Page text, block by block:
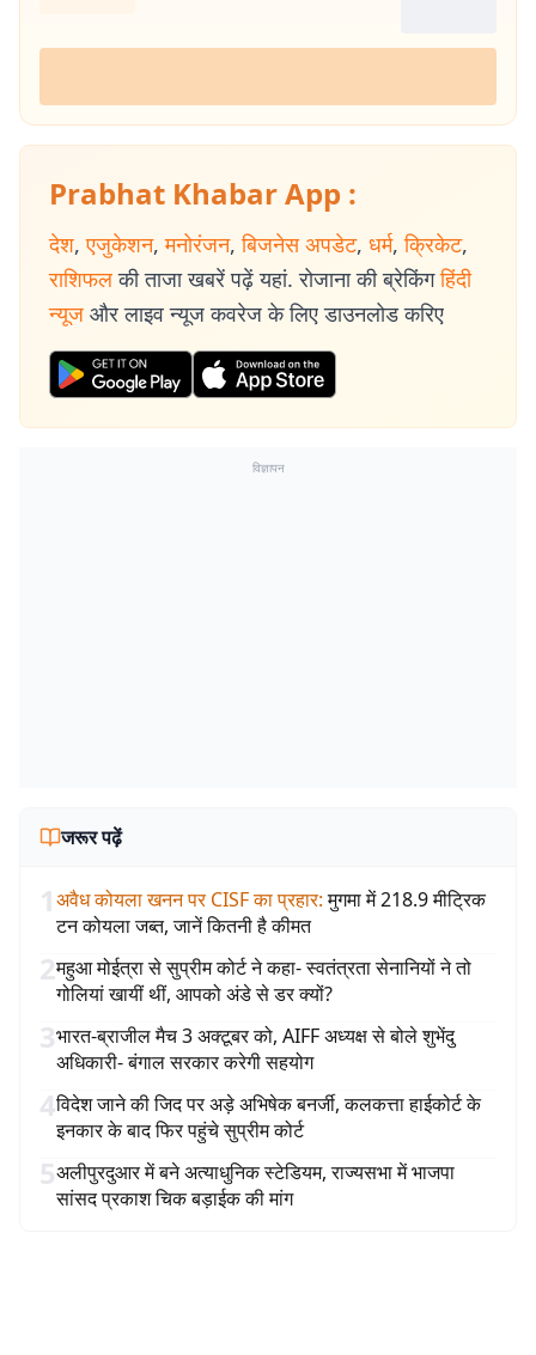
Prabhat Khabar App :
देश, एजुकेशन, मनोरंजन, बिजनेस अपडेट, धर्म, क्रिकेट,
राशिफल की ताजा खबरें पढ़ें यहां. रोजाना की ब्रेकिंग हिंदी
न्यूज और लाइव न्यूज कवरेज के लिए डाउनलोड करिए
विज्ञापन
जरूर पढ़ें
1अवैध कोयला खनन पर CISF का प्रहार: मुगमा में 218.9 मीट्रिक
टन कोयला जब्त, जानें कितनी है कीमत
2महुआ मोईत्रा से सुप्रीम कोर्ट ने कहा- स्वतंत्रता सेनानियों ने तो
गोलियां खायीं थीं, आपको अंडे से डर क्यों?
3भारत-ब्राजील मैच 3 अक्टूबर को, AIFF अध्यक्ष से बोले शुभेंदु
अधिकारी- बंगाल सरकार करेगी सहयोग
4विदेश जाने की जिद पर अड़े अभिषेक बनर्जी, कलकत्ता हाईकोर्ट के
इनकार के बाद फिर पहुंचे सुप्रीम कोर्ट
5अलीपुरदुआर में बने अत्याधुनिक स्टेडियम, राज्यसभा में भाजपा
सांसद प्रकाश चिक बड़ाईक की मांग